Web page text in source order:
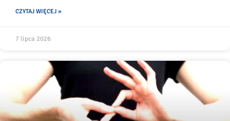
CZYTAJ WIĘCEJ »
7 lipca 2026